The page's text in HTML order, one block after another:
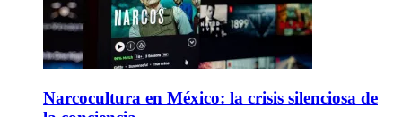
Narcocultura en México: la crisis silenciosa de